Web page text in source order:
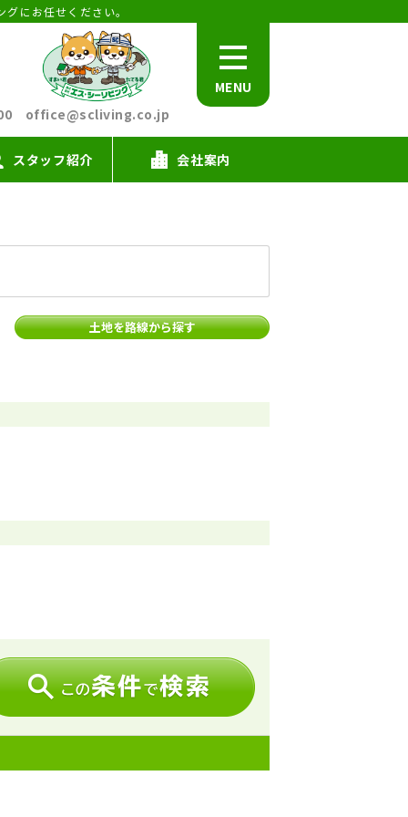
にお任せください。
office@scliving.co.jp
MENU
スタッフ紹介 会社案内
土地を路線から探す